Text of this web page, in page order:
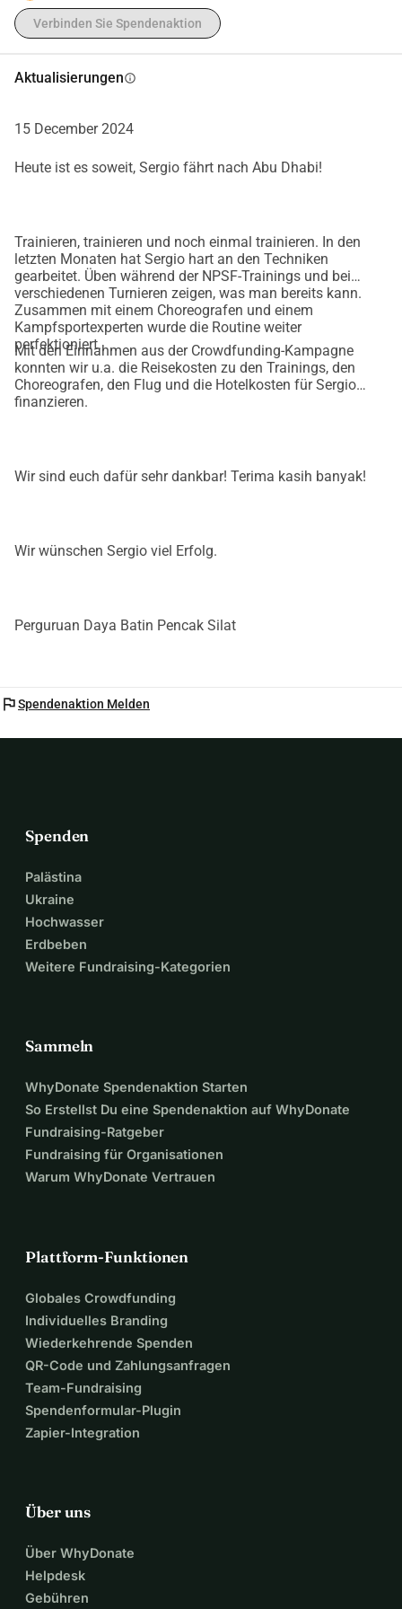
sein Team abreisen können. Bei einem Mangel wird er
unsere Einrichtungen zu verbessern und zukünftige Talente
zu unterstützen.
Verbinden Sie Spendenaktion
Aktualisierungeninfo
15 December 2024
Heute ist es soweit, Sergio fährt nach Abu Dhabi!
Trainieren, trainieren und noch einmal trainieren. In den
letzten Monaten hat Sergio hart an den Techniken
gearbeitet. Üben während der NPSF-Trainings und bei
verschiedenen Turnieren zeigen, was man bereits kann.
Zusammen mit einem Choreografen und einem
Kampfsportexperten wurde die Routine weiter
perfektioniert.
Mit den Einnahmen aus der Crowdfunding-Kampagne
konnten wir u.a. die Reisekosten zu den Trainings, den
Choreografen, den Flug und die Hotelkosten für Sergio
finanzieren.
Wir sind euch dafür sehr dankbar! Terima kasih banyak!
Wir wünschen Sergio viel Erfolg.
Perguruan Daya Batin Pencak Silat
flagSpendenaktion Melden
Spenden
Palästina
Ukraine
Hochwasser
Erdbeben
Weitere Fundraising-Kategorien
Sammeln
WhyDonate Spendenaktion Starten
So Erstellst Du eine Spendenaktion auf WhyDonate
Fundraising-Ratgeber
Fundraising für Organisationen
Warum WhyDonate Vertrauen
Plattform-Funktionen
Globales Crowdfunding
Individuelles Branding
Wiederkehrende Spenden
QR-Code und Zahlungsanfragen
Team-Fundraising
Spendenformular-Plugin
Zapier-Integration
Über uns
Über WhyDonate
Helpdesk
Gebühren